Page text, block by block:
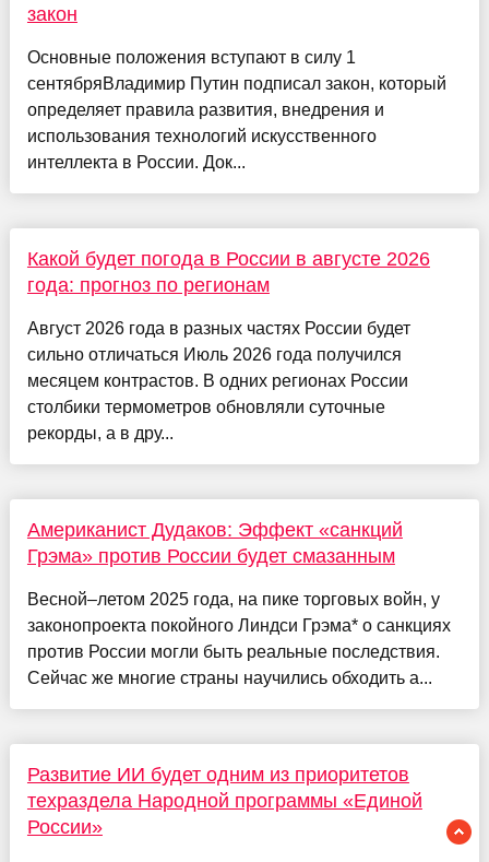
закон
Основные положения вступают в силу 1
сентябряВладимир Путин подписал закон, который
определяет правила развития, внедрения и
использования технологий искусственного
интеллекта в России. Док...
Какой будет погода в России в августе 2026
года: прогноз по регионам
Август 2026 года в разных частях России будет
сильно отличаться Июль 2026 года получился
месяцем контрастов. В одних регионах России
столбики термометров обновляли суточные
рекорды, а в дру...
Американист Дудаков: Эффект «санкций
Грэма» против России будет смазанным
Весной–летом 2025 года, на пике торговых войн, у
законопроекта покойного Линдси Грэма* о санкциях
против России могли быть реальные последствия.
Сейчас же многие страны научились обходить а...
Развитие ИИ будет одним из приоритетов
техраздела Народной программы «Единой
России»